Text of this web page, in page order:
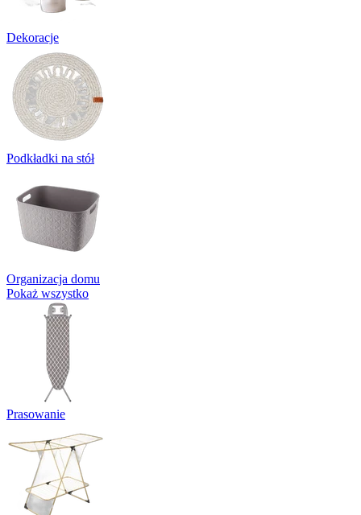
Dekoracje
Podkładki na stół
Organizacja domu
Pokaż wszystko
Prasowanie